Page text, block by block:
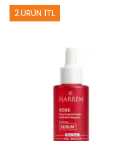
2.ÜRÜN 1TL